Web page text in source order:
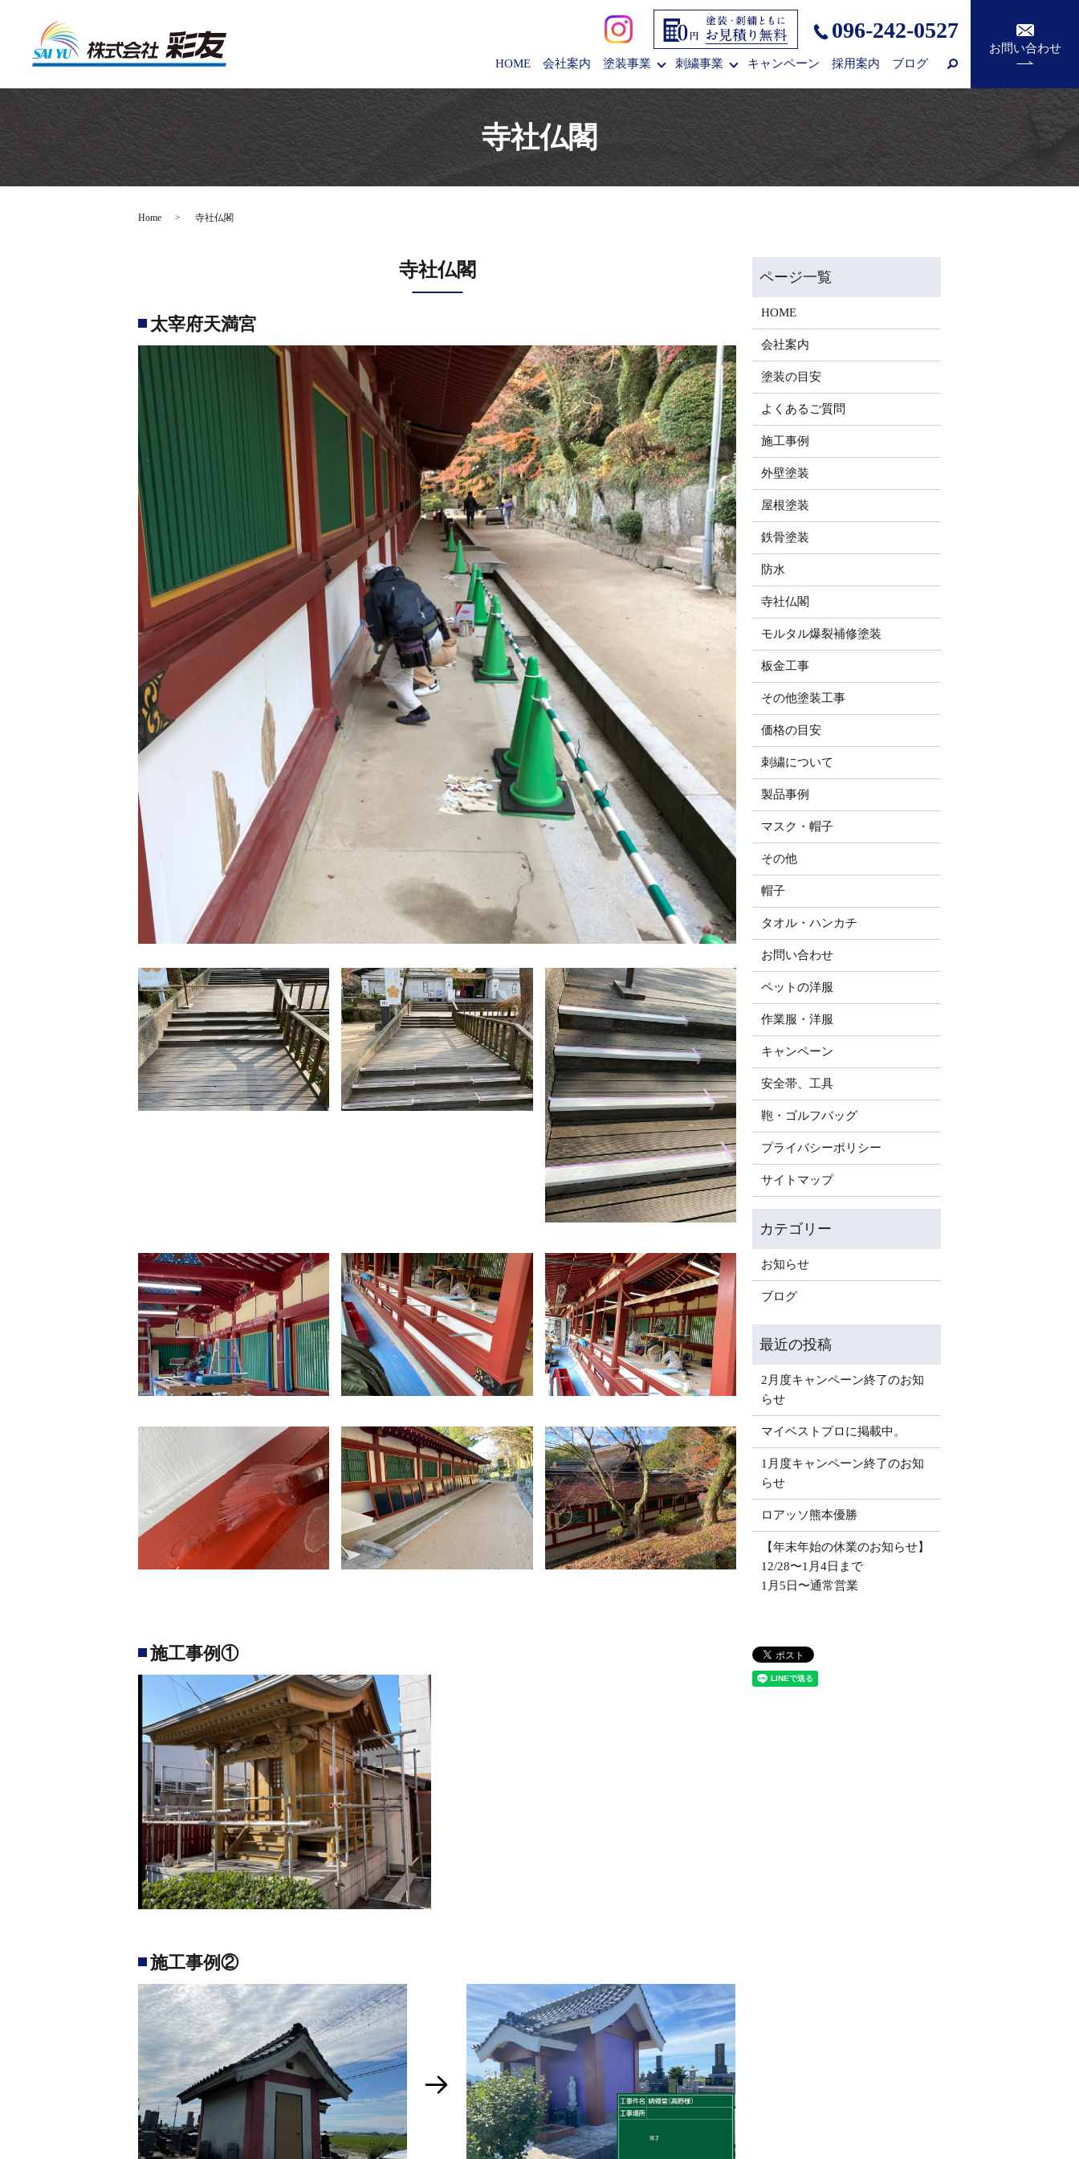
096-242-0527
HOME 会社案内 塗装事業 刺繍事業 キャンペーン 採用案内 ブログ
お問い合わせ
寺社仏閣
Home 寺社仏閣
寺社仏閣
太宰府天満宮
施工事例①
施工事例②
HOME
会社案内
塗装の目安
よくあるご質問
施工事例
外壁塗装
屋根塗装
鉄骨塗装
防水
寺社仏閣
モルタル爆裂補修塗装
板金工事
その他塗装工事
価格の目安
刺繍について
製品事例
マスク・帽子
その他
帽子
タオル・ハンカチ
お問い合わせ
ペットの洋服
作業服・洋服
キャンペーン
安全帯、工具
鞄・ゴルフバッグ
プライバシーポリシー
サイトマップ
お知らせ
ブログ
2月度キャンペーン終了のお知
らせ
マイベストプロに掲載中。
1月度キャンペーン終了のお知
らせ
ロアッソ熊本優勝
【年末年始の休業のお知らせ】
12/28〜1月4日まで
1月5日〜通常営業